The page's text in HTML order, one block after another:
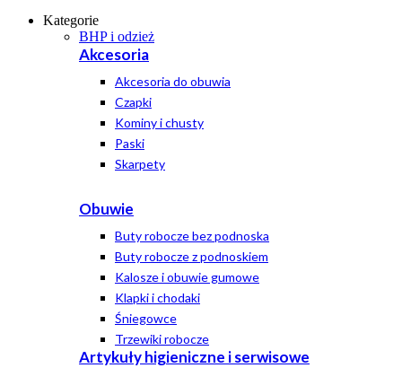
Kategorie
BHP i odzież
Akcesoria
Akcesoria do obuwia
Czapki
Kominy i chusty
Paski
Skarpety
Obuwie
Buty robocze bez podnoska
Buty robocze z podnoskiem
Kalosze i obuwie gumowe
Klapki i chodaki
Śniegowce
Trzewiki robocze
Artykuły higieniczne i serwisowe